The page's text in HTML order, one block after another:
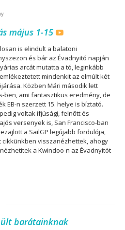
május 1-15
is elindult a balatoni
és bár az Évadnyitó napján
arcát mutatta a tó, leginkább
mindenkit az elmúlt két
Közben Mári második lett
ben, ami fantasztikus eredmény, de
EB-n szerzett 15. helye is bíztató.
voltak ifjúsági, felnőtt és
versenyek is, San Francisco-ban
a SailGP legújabb fordulója,
cikkünkben visszanézhettek, ahogy
a Kwindoo-n az Évadnyitót
barátainknak